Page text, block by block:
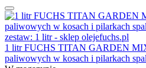
1 litr FUCHS TITAN GARDEN
paliwowych w kosach i pilarkach